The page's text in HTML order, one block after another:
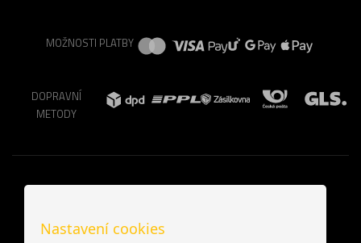
MOŽNOSTI PLATBY
DOPRAVNÍ
METODY
Nastavení cookies